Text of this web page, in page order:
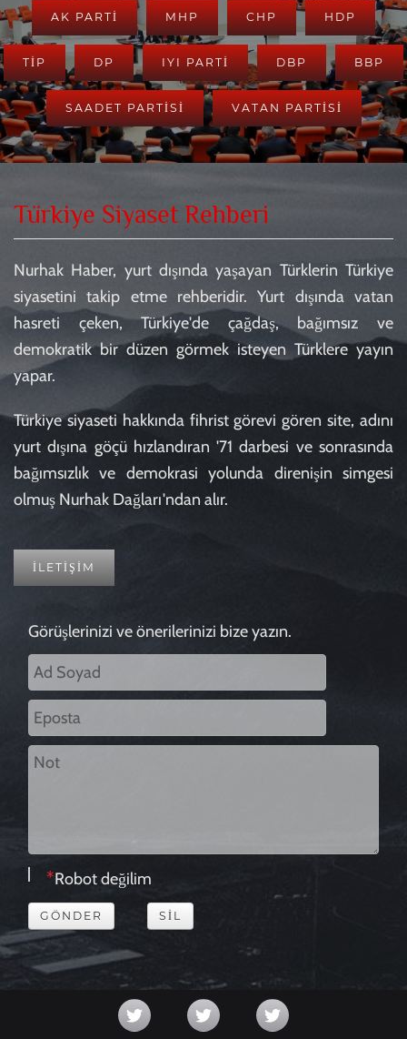
AK PARTI MHP CHP HDP
TİP DP IYI PARTİ DBP BBP
SAADET PARTİSİ VATAN PARTİSİ
Türkiye Siyaset Rehberi
Nurhak Haber, yurt dışında yaşayan Türklerin Türkiye
siyasetini takip etme rehberidir. Yurt dışında vatan
hasreti çeken, Türkiye'de çağdaş, bağımsız ve
demokratik bir düzen görmek isteyen Türklere yayın
yapar.
Türkiye siyaseti hakkında fihrist görevi gören site, adını
yurt dışına göçü hızlandıran '71 darbesi ve sonrasında
bağımsızlık ve demokrasi yolunda direnişin simgesi
olmuş Nurhak Dağları'ndan alır.
İLETİŞİM
Görüşlerinizi ve önerilerinizi bize yazın.
Robot değilim
GÖNDER SIL